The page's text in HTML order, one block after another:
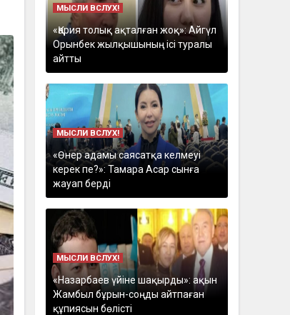
МЫСЛИ ВСЛУХ!
«Қария толық ақталған жоқ»: Айгүл
Орынбек жылқышының ісі туралы
айтты
МЫСЛИ ВСЛУХ!
«Өнер адамы саясатқа келмеуі
керек пе?»: Тамара Асар сынға
жауап берді
МЫСЛИ ВСЛУХ!
«Назарбаев үйіне шақырды»: ақын
Жамбыл бұрын-соңды айтпаған
құпиясын бөлісті